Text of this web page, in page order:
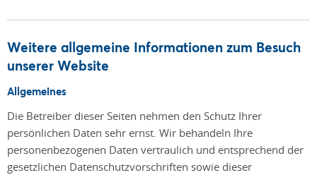
Weitere allgemeine Informationen zum Besuch
unserer Website
Allgemeines
Die Betreiber dieser Seiten nehmen den Schutz Ihrer
persönlichen Daten sehr ernst. Wir behandeln Ihre
personenbezogenen Daten vertraulich und entsprechend der
gesetzlichen Datenschutzvorschriften sowie dieser